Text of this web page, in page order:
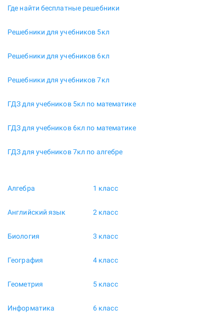
Где найти бесплатные решебники
Решебники для учебников 5кл
Решебники для учебников 6кл
Решебники для учебников 7кл
ГДЗ для учебников 5кл по математике
ГДЗ для учебников 6кл по математике
ГДЗ для учебников 7кл по алгебре
Алгебра
Английский язык
Биология
География
Геометрия
Информатика
1 класс
2 класс
3 класс
4 класс
5 класс
6 класс